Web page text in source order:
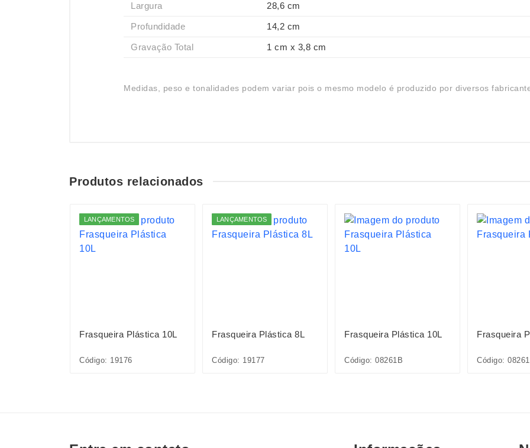
Largura 28,6 cm
Profundidade 14,2 cm
Gravação Total 1 cm x 3,8 cm
Medidas, peso e tonalidades podem variar pois o mesmo modelo é produzido por diversos
Produtos relacionados
LANÇAMENTOS
Frasqueira Plástica 10L
Código: 19176
LANÇAMENTOS
Frasqueira Plástica 8L
Código: 19177
Frasqueira Plástica 10L
Código: 08261B
Frasqueira
Código: